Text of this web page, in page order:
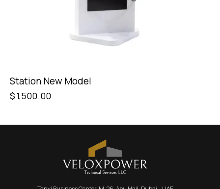
Station New Model
$1,500.00